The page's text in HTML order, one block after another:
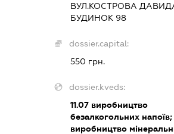
ВУЛ.КОСТРОВА
БУДИНОК 98
dossier.capital:
550 грн.
dossier.kveds:
11.07виробництво
безалкогольних напоїв;
виробництво